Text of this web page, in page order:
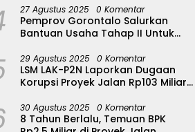
27 Agustus 2025 0 Komentar
Pemprov Gorontalo Salurkan
Bantuan Usaha Tahap II Untuk
Bulango
29 Agustus 2025 0 Komentar
LSM LAK-P2N Laporkan Dugaan
Korupsi Proyek Jalan Rp103 Miliar
30 Agustus 2025 0 Komentar
8 Tahun Berlalu, Temuan BPK